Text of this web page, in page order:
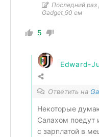
Последний раз
Gadget_90 ем
5
Edward-
Ответить на
Некоторые
Салахом поедут
с зарплатой в